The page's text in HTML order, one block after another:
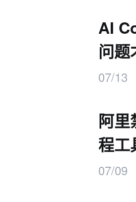
AI
问题
07/13
阿
程工
07/09